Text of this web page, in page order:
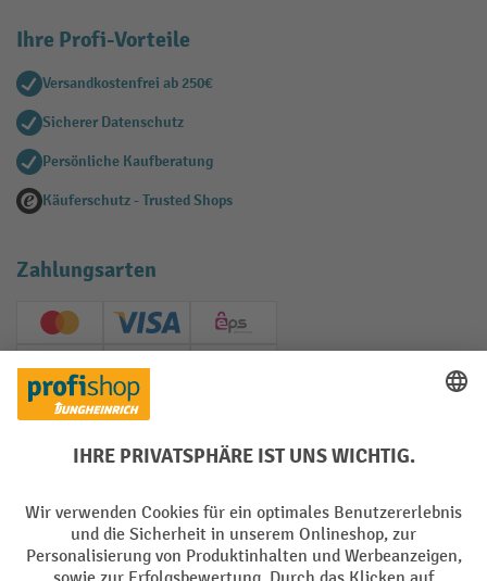
Ihre Profi-Vorteile
Versandkostenfrei ab 250€
Sicherer Datenschutz
Persönliche Kaufberatung
Käuferschutz - Trusted Shops
Zahlungsarten
Creditcard (Master)Creditcard (Visa)
EPS
PayPal
Soziale Netzwerke